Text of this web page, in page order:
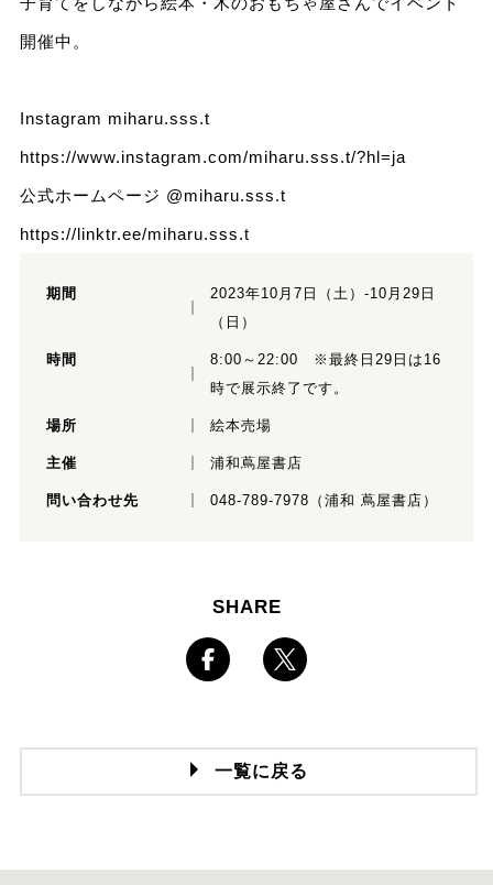
開催中。
Instagram miharu.sss.t
https://www.instagram.com/miharu.sss.t/?hl=ja
公式ホームページ @miharu.sss.t
https://linktr.ee/miharu.sss.t
期間
2023年10月7日（土）-10月29日
（日）
時間
8:00～22:00 ※最終日29日は16
時で展示終了です。
場所 絵本売場
主催 浦和蔦屋書店
問い合わせ先 048-789-7978（浦和 蔦屋書店）
SHARE
一覧に戻る